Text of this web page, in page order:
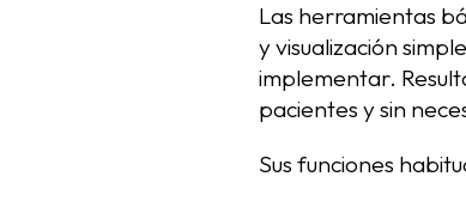
Las herramientas
y visualización
implementar.
pacientes y sin
Sus funciones